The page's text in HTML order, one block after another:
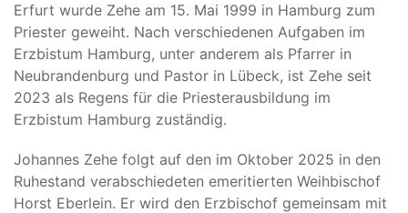
Erfurt wurde Zehe am 15. Mai 1999 in Hamburg zum
Priester geweiht. Nach verschiedenen Aufgaben im
Erzbistum Hamburg, unter anderem als Pfarrer in
Neubrandenburg und Pastor in Lübeck, ist Zehe seit
2023 als Regens für die Priesterausbildung im
Erzbistum Hamburg zuständig.
Johannes Zehe folgt auf den im Oktober 2025 in den
Ruhestand verabschiedeten emeritierten Weihbischof
Horst Eberlein. Er wird den Erzbischof gemeinsam mit